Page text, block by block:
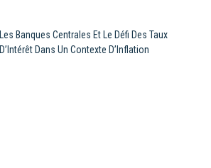
Les Banques Centrales Et Le Défi Des Taux
D’Intérêt Dans Un Contexte D’Inflation